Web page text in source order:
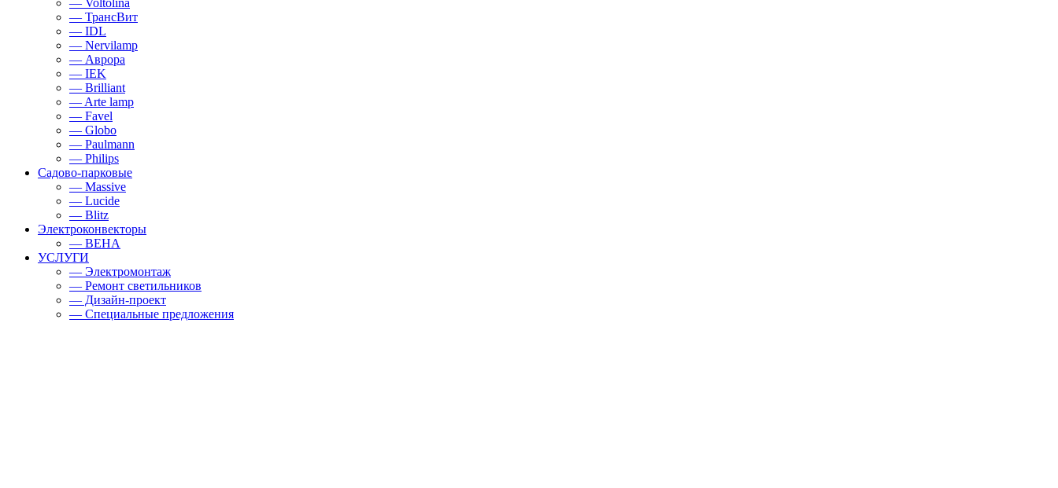
— ТрансВит
— IDL
— Nervilamp
— Аврора
— IEK
— Brilliant
— Arte lamp
— Favel
— Globo
— Paulmann
— Philips
Садово-парковые
— Massive
— Lucide
— Blitz
Электроконвекторы
— BEHA
УСЛУГИ
— Электромонтаж
— Ремонт светильников
— Дизайн-проект
— Специальные предложения